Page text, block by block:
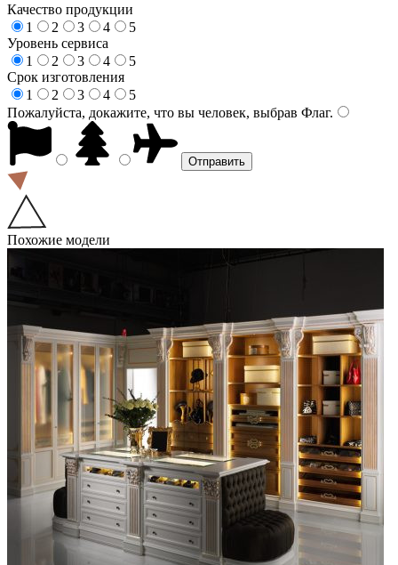
Качество продукции
1
2 3 4
5
Уровень сервиса
1
2 3 4
5
Срок изготовления
1
2 3 4
5
Пожалуйста, докажите, что вы человек, выбрав Флаг.
Похожие модели